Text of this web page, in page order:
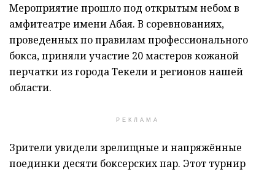
Мероприятие прошло под открытым небом в
амфитеатре имени Абая. В соревнованиях,
проведенных по правилам профессионального
бокса, приняли участие 20 мастеров кожаной
перчатки из города Текели и регионов нашей
области.
РЕКЛАМА
Зрители увидели зрелищные и напряжённые
поединки десяти боксерских пар. Этот турнир